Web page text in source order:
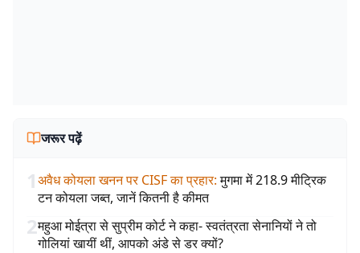
जरूर पढ़ें
1अवैध कोयला खनन पर CISF का प्रहार: मुगमा में 218.9 मीट्रिक
टन कोयला जब्त, जानें कितनी है कीमत
2महुआ मोईत्रा से सुप्रीम कोर्ट ने कहा- स्वतंत्रता सेनानियों ने तो
गोलियां खायीं थीं, आपको अंडे से डर क्यों?